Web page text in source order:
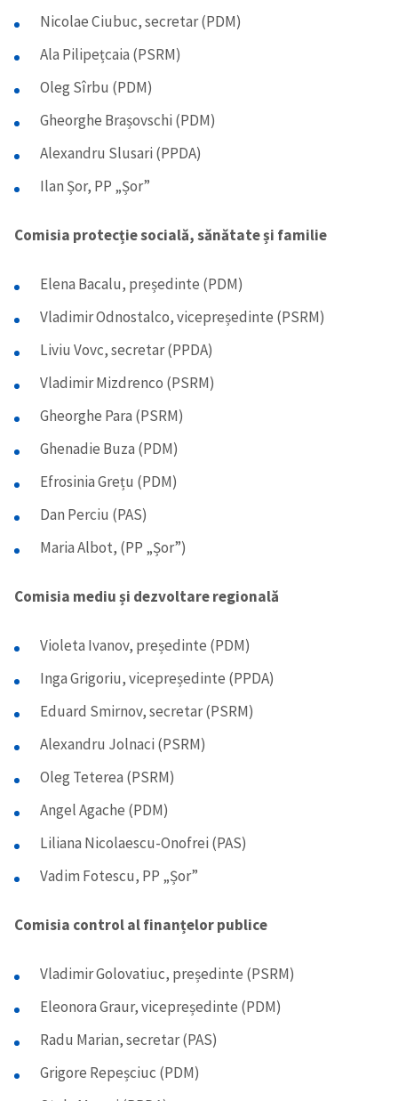
Nicolae Ciubuc, secretar (PDM)
Ala Pilipețcaia (PSRM)
Oleg Sîrbu (PDM)
Gheorghe Brașovschi (PDM)
Alexandru Slusari (PPDA)
Ilan Șor, PP „Șor”
Comisia protecție socială, sănătate și familie
Elena Bacalu, președinte (PDM)
Vladimir Odnostalco, vicepreședinte (PSRM)
Liviu Vovc, secretar (PPDA)
Vladimir Mizdrenco (PSRM)
Gheorghe Para (PSRM)
Ghenadie Buza (PDM)
Efrosinia Grețu (PDM)
Dan Perciu (PAS)
Maria Albot, (PP „Șor”)
Comisia mediu și dezvoltare regională
Violeta Ivanov, președinte (PDM)
Inga Grigoriu, vicepreședinte (PPDA)
Eduard Smirnov, secretar (PSRM)
Alexandru Jolnaci (PSRM)
Oleg Teterea (PSRM)
Angel Agache (PDM)
Liliana Nicolaescu-Onofrei (PAS)
Vadim Fotescu, PP „Șor”
Comisia control al finanțelor publice
Vladimir Golovatiuc, președinte (PSRM)
Eleonora Graur, vicepreședinte (PDM)
Radu Marian, secretar (PAS)
Grigore Repeșciuc (PDM)
Fotografie
+ Încarcă imagine
Link media
+ Link media